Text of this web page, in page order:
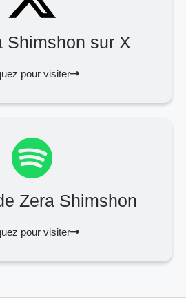
Shimshon sur X
pour visiter
Zera Shimshon
pour visiter